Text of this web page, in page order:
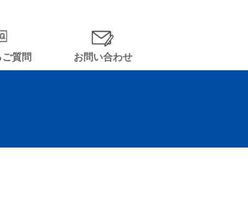
質問 お問い合わせ